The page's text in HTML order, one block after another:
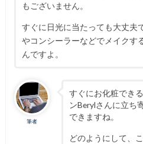
もございません。
すぐに日光に当たっても大丈夫
やコンシーラーなどでメイクす
んですよ。
筆者
すぐにお化粧でき
ンBerylさんに立ち
できますね。
どのようにして、